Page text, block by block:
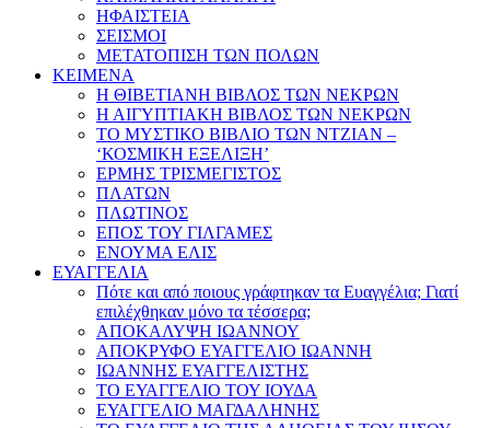
ΗΦΑΙΣΤΕΙΑ
ΣΕΙΣΜΟΙ
ΜΕΤΑΤΟΠΙΣΗ ΤΩΝ ΠΟΛΩΝ
ΚΕΙΜΕΝΑ
Η ΘΙΒΕΤΙΑΝΗ ΒΙΒΛΟΣ ΤΩΝ ΝΕΚΡΩΝ
Η ΑΙΓΥΠΤΙΑΚΗ ΒΙΒΛΟΣ ΤΩΝ ΝΕΚΡΩΝ
ΤΟ ΜΥΣΤΙΚΟ ΒΙΒΛΙΟ ΤΩΝ ΝΤΖΙΑΝ –
‘ΚΟΣΜΙΚΗ ΕΞΕΛΙΞΗ’
ΕΡΜΗΣ ΤΡΙΣΜΕΓΙΣΤΟΣ
ΠΛΑΤΩΝ
ΠΛΩΤΙΝΟΣ
ΕΠΟΣ ΤΟΥ ΓΙΛΓΑΜΕΣ
ΕΝΟΥΜΑ ΕΛΙΣ
ΕΥΑΓΓΕΛΙΑ
Πότε και από ποιους γράφτηκαν τα Ευαγγέλια; Γιατί
επιλέχθηκαν μόνο τα τέσσερα;
ΑΠΟΚΑΛΥΨΗ ΙΩΑΝΝΟΥ
ΑΠΟΚΡΥΦΟ ΕΥΑΓΓΕΛΙΟ ΙΩΑΝΝΗ
ΙΩΑΝΝΗΣ ΕΥΑΓΓΕΛΙΣΤΗΣ
ΤΟ ΕΥΑΓΓΕΛΙΟ ΤΟΥ ΙΟΥΔΑ
ΕΥΑΓΓΕΛΙΟ ΜΑΓΔΑΛΗΝΗΣ